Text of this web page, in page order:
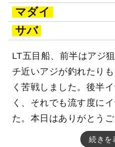
マダイ
サバ
LT五目船、前半はアジ
チ近いアジが釣れたり
く苦戦しました。後半
く、それでも流す度に
た。本日はありがとうご
続きを